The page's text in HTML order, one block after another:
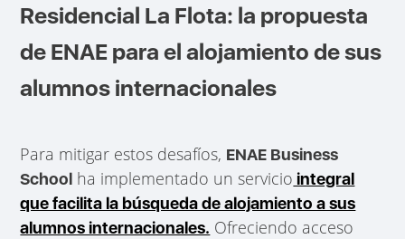
Residencial La Flota: la propuesta
de ENAE para el alojamiento de sus
alumnos internacionales
Para mitigar estos desafíos, ENAE Business
School ha implementado un servicio integral
que facilita la búsqueda de alojamiento a sus
alumnos internacionales. Ofreciendo acceso